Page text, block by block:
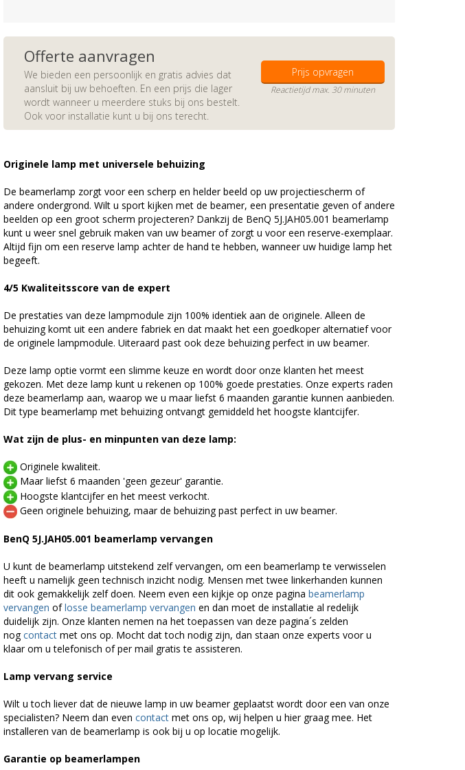
Offerte aanvragen
We bieden een persoonlijk en gratis advies dat
aansluit bij uw behoeften. En een prijs die lager
wordt wanneer u meerdere stuks bij ons bestelt.
Ook voor installatie kunt u bij ons terecht.
Prijs opvragen
Reactietijd max. 30 minuten
Originele lamp met universele behuizing
De beamerlamp zorgt voor een scherp en helder beeld op uw projectiescherm of
andere ondergrond. Wilt u sport kijken met de beamer, een presentatie geven of andere
beelden op een groot scherm projecteren? Dankzij de BenQ 5J.JAH05.001 beamerlamp
kunt u weer snel gebruik maken van uw beamer of zorgt u voor een reserve-exemplaar.
Altijd fijn om een reserve lamp achter de hand te hebben, wanneer uw huidige lamp het
begeeft.
4/5 Kwaliteitsscore van de expert
De prestaties van deze lampmodule zijn 100% identiek aan de originele. Alleen de
behuizing komt uit een andere fabriek en dat maakt het een goedkoper alternatief voor
de originele lampmodule. Uiteraard past ook deze behuizing perfect in uw beamer.
Deze lamp optie vormt een slimme keuze en wordt door onze klanten het meest
gekozen. Met deze lamp kunt u rekenen op 100% goede prestaties. Onze experts raden
deze beamerlamp aan, waarop we u maar liefst 6 maanden garantie kunnen aanbieden.
Dit type beamerlamp met behuizing ontvangt gemiddeld het hoogste klantcijfer.
Wat zijn de plus- en minpunten van deze lamp:
Originele kwaliteit.
Maar liefst 6 maanden 'geen gezeur' garantie.
Hoogste klantcijfer en het meest verkocht.
Geen originele behuizing, maar de behuizing past perfect in uw beamer.
BenQ 5J.JAH05.001 beamerlamp vervangen
U kunt de beamerlamp uitstekend zelf vervangen, om een beamerlamp te verwisselen
heeft u namelijk geen technisch inzicht nodig. Mensen met twee linkerhanden kunnen
dit ook gemakkelijk zelf doen. Neem even een kijkje op onze pagina beamerlamp
vervangen oflosse beamerlamp vervangen en dan moet de installatie al redelijk
duidelijk zijn. Onze klanten nemen na het toepassen van deze pagina´s zelden
nogcontact met ons op. Mocht dat toch nodig zijn, dan staan onze experts voor u
klaar om u telefonisch of per mail gratis te assisteren.
Lamp vervang service
Wilt u toch liever dat de nieuwe lamp in uw beamer geplaatst wordt door een van onze
specialisten? Neem dan even contact met ons op, wij helpen u hier graag mee. Het
installeren van de beamerlamp is ook bij u op locatie mogelijk.
Garantie op beamerlampen